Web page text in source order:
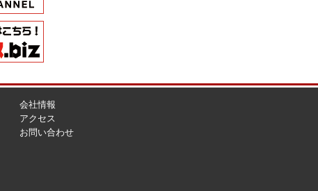
会社情報
アクセス
お問い合わせ